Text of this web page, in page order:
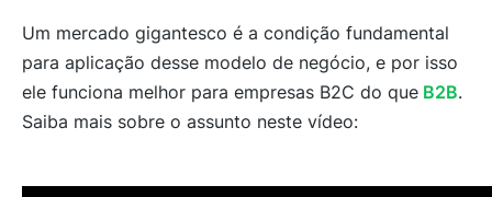
Um mercado gigantesco é a condição fundamental
para aplicação desse modelo de negócio, e por isso
ele funciona melhor para empresas B2C do que B2B.
Saiba mais sobre o assunto neste vídeo: